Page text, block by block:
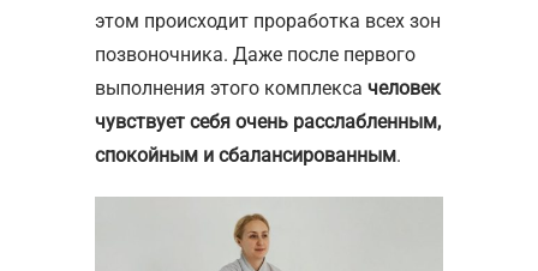
этом происходит проработка всех зон
позвоночника. Даже после первого
выполнения этого комплекса человек
чувствует себя очень расслабленным,
спокойным и сбалансированным.